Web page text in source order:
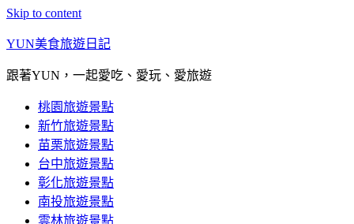
Skip to content
YUN美食旅遊日記
跟著YUN，一起愛吃、愛玩、愛旅遊
桃園旅遊景點
新竹旅遊景點
苗栗旅遊景點
台中旅遊景點
彰化旅遊景點
南投旅遊景點
雲林旅遊景點